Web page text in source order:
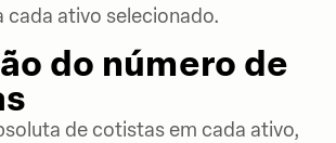
cada ativo selecionado.
do número de
de cotistas em cada ativo,